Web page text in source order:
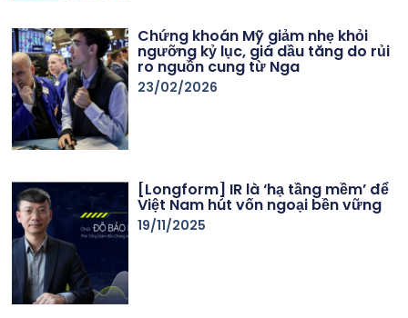
Chứng khoán Mỹ giảm nhẹ khỏi
ngưỡng kỷ lục, giá dầu tăng do rủi
ro nguồn cung từ Nga
23/02/2026
[Longform] IR là ‘hạ tầng mềm’ để
Việt Nam hút vốn ngoại bền vững
19/11/2025